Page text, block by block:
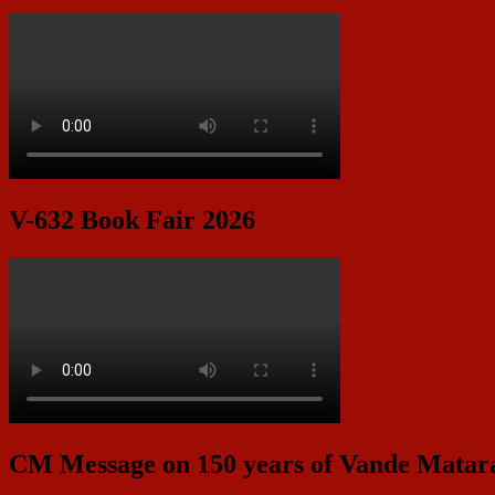
V-632 Book Fair 2026
CM Message on 150 years of Vande